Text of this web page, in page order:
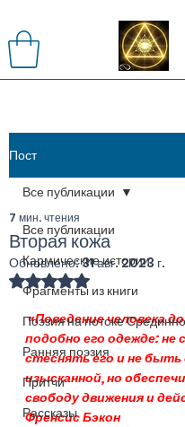
Пост
Все публикации
Кармические истории
Фрагменты из книги
Поэзия на потоке
Ранняя поэзия
Притчи
Рассказы
Все публикации
Вторая кожа
7 мин. чтения
Обновлено:31 авг. 2023 г.
Оценка: не число из 5
«Поведение человека должно быть
подобно его одежде: не
стеснять его и не
изысканной, но
свободу движения и
Френсис Бэкон